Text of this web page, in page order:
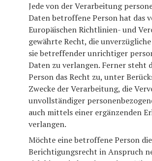
Jede von der Verarbeitung
Daten betroffene Person hat das
Europäischen Richtlinien- und
gewährte Recht, die
sie betreffender unrichtiger
Daten zu verlangen. Ferner steht
Person das Recht zu, unter
Zwecke der Verarbeitung, die
unvollständiger
auch mittels einer ergänzenden
verlangen.
Möchte eine betroffene Person
Berichtigungsrecht in Anspruch